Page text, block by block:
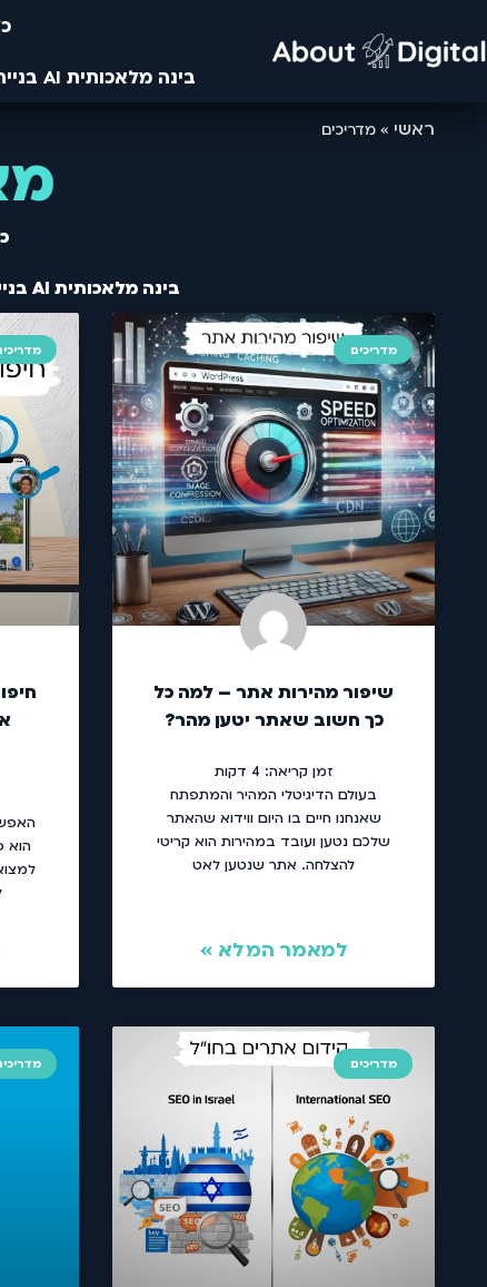
בינה מלאכותית AI בניית אתרים- מחקרים מבוססים בינה ומלאכותית ו AI- עיצוב באמצעות AI ובינה מלאכותית
ראשי » מדריכים
בינה מלאכותית AI בניית אתרים- מחקרים מבוססים בינה ומלאכותית ו AI- עיצוב באמצעות AI ובינה מלאכותית
מדריכים
שיפור מהירות אתר – למה כל
כך חשוב שאתר יטען מהר?
זמן קריאה: 4 דקות
בעולם הדיגיטלי המהיר והמתפתח
שאנחנו חיים בו היום ווידוא שהאתר
שלכם נטען ועובד במהירות הוא קריטי
להצלחה. אתר שנטען לאט
למאמר המלא »
הוא
מדריכים